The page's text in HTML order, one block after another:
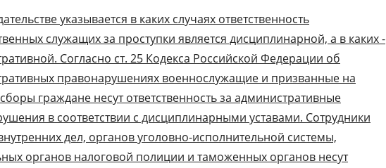
указывается в каких случаях ответственность
служащих за проступки является дисциплинарной, а в каких -
Согласно ст. 25 Кодекса Российской Федерации об
правонарушениях военнослужащие и призванные на
граждане несут ответственность за административные
в соответствии с дисциплинарными уставами. Сотрудники
дел, органов уголовно-исполнительной системы,
органов налоговой полиции и таможенных органов несут